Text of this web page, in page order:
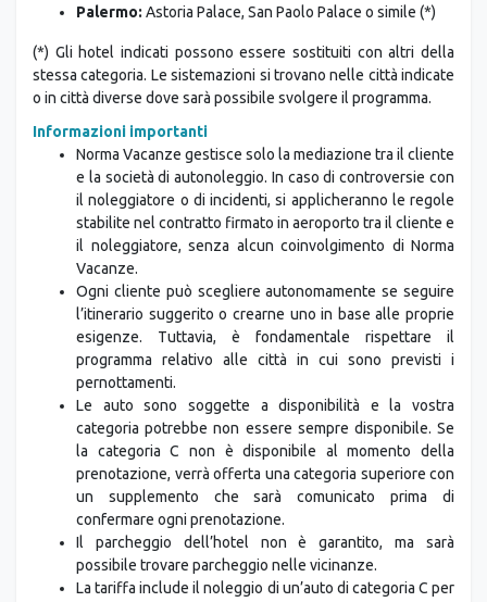
Palermo: Astoria Palace, San Paolo Palace o simile (*)
(*) Gli hotel indicati possono essere sostituiti con altri della
stessa categoria. Le sistemazioni si trovano nelle città indicate
o in città diverse dove sarà possibile svolgere il programma.
Informazioni importanti
Norma Vacanze gestisce solo la mediazione tra il cliente
e la società di autonoleggio. In caso di controversie con
il noleggiatore o di incidenti, si applicheranno le regole
stabilite nel contratto firmato in aeroporto tra il cliente e
il noleggiatore, senza alcun coinvolgimento di Norma
Vacanze.
Ogni cliente può scegliere autonomamente se seguire
l’itinerario suggerito o crearne uno in base alle proprie
esigenze. Tuttavia, è fondamentale rispettare il
programma relativo alle città in cui sono previsti i
pernottamenti.
Le auto sono soggette a disponibilità e la vostra
categoria potrebbe non essere sempre disponibile. Se
la categoria C non è disponibile al momento della
prenotazione, verrà offerta una categoria superiore con
un supplemento che sarà comunicato prima di
confermare ogni prenotazione.
Il parcheggio dell’hotel non è garantito, ma sarà
possibile trovare parcheggio nelle vicinanze.
La tariffa include il noleggio di un’auto di categoria C per